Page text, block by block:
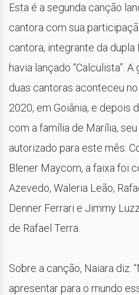
Esta é a segunda canção
cantora com sua
cantora, integrante da
havia lançado “Calculista”.
duas cantoras aconteceu
2020, em Goiânia, e depois
com a família de Marília,
autorizado para este mês.
Blener Maycom, a faixa foi
Azevedo, Waleria Leão,
Denner Ferrari e Jimmy
de Rafael Terra.
Sobre a canção, Naiara diz:
apresentar para o mundo